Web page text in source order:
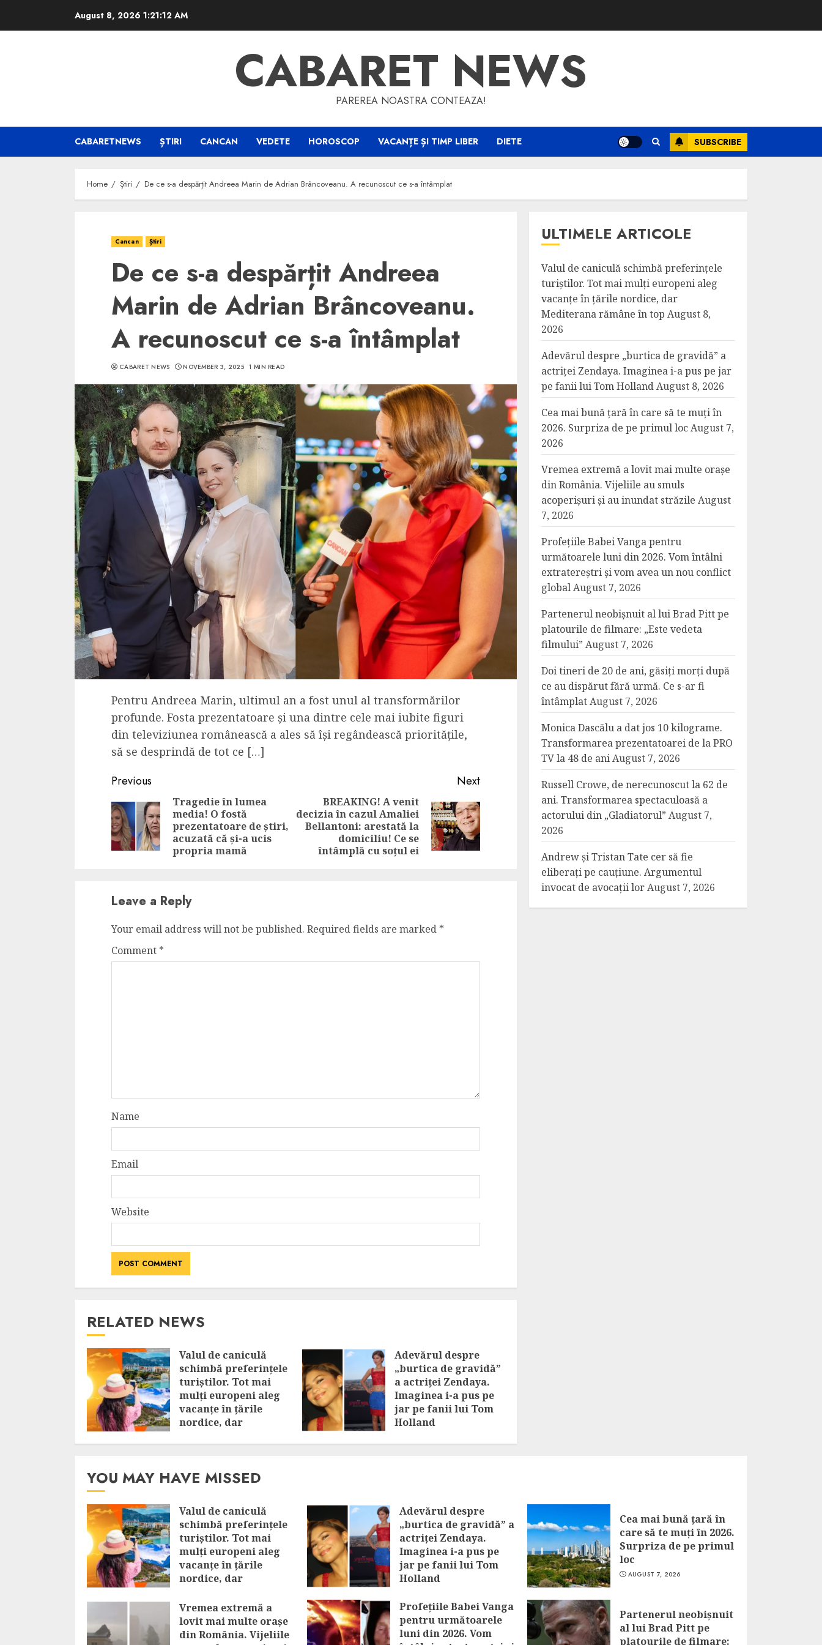
August 8, 2026 1:21:13 AM
CABARET NEWS
PAREREA NOASTRA CONTEAZA!
CABARETNEWS ȘTIRI CANCAN VEDETE HOROSCOP VACANȚE ȘI TIMP LIBER DIETE SUBSCRIBE
Home Știri De ce s-a despărțit Andreea Marin de Adrian Brâncoveanu. A recunoscut ce s-a întâmplat
Cancan Știri
De ce s-a despărțit Andreea
Marin de Adrian Brâncoveanu.
A recunoscut ce s-a întâmplat
CABARET NEWS NOVEMBER 3, 2025 1 MIN READ
Pentru Andreea Marin, ultimul an a fost unul al transformărilor
profunde. Fosta prezentatoare și una dintre cele mai iubite figuri
din televiziunea românească a ales să își regândească prioritățile,
să se desprindă de tot ce […]
Continue
Reading
Previous
Previous
Tragedie în lumea
media! O fostă
prezentatoare de știri,
acuzată că și-a ucis
propria mamă
Next
Next
BREAKING! A venit
decizia în cazul Amaliei
Bellantoni: arestată la
domiciliu! Ce se
întâmplă cu soțul ei
Leave a Reply
Your email address will not be published. Required fields are marked *
Comment *
Name
Email
Website
RELATED NEWS
Valul de caniculă
schimbă preferințele
turiștilor. Tot mai
mulți europeni aleg
vacanțe în țările
nordice, dar
Adevărul despre
„burtica de gravidă”
a actriței Zendaya.
Imaginea i-a pus pe
jar pe fanii lui Tom
Holland
ULTIMELE ARTICOLE
Valul de caniculă schimbă preferințele
turiștilor. Tot mai mulți europeni aleg
vacanțe în țările nordice, dar
Mediterana rămâne în top August 8,
2026
Adevărul despre „burtica de gravidă” a
actriței Zendaya. Imaginea i-a pus pe jar
pe fanii lui Tom HollandAugust 8, 2026
Cea mai bună țară în care să te muți în
2026. Surpriza de pe primul locAugust 7,
2026
Vremea extremă a lovit mai multe orașe
din România. Vijeliile au smuls
acoperișuri și au inundat străzile August
7, 2026
Profețiile Babei Vanga pentru
următoarele luni din 2026. Vom întâlni
extratereștri și vom avea un nou conflict
globalAugust 7, 2026
Partenerul neobișnuit al lui Brad Pitt pe
platourile de filmare: „Este vedeta
filmului” August 7, 2026
Doi tineri de 20 de ani, găsiți morți după
ce au dispărut fără urmă. Ce s-ar fi
întâmplatAugust 7, 2026
Monica Dascălu a dat jos 10 kilograme.
Transformarea prezentatoarei de la PRO
TV la 48 de aniAugust 7, 2026
Russell Crowe, de nerecunoscut la 62 de
ani. Transformarea spectaculoasă a
actorului din „Gladiatorul” August 7,
2026
Andrew și Tristan Tate cer să fie
eliberați pe cauțiune. Argumentul
invocat de avocații lorAugust 7, 2026
YOU MAY HAVE MISSED
Valul de caniculă
schimbă preferințele
turiștilor. Tot mai
mulți europeni aleg
vacanțe în țările
nordice, dar
top
AUGUST 8, 2026
Adevărul despre
„burtica de gravidă” a
actriței Zendaya.
Imaginea i-a pus pe
jar pe fanii lui Tom
Holland
Cea mai bună țară în
care să te muți în 2026.
Surpriza de pe primul
loc
AUGUST 7, 2026
Vremea extremă a
lovit mai multe orașe
din România. Vijeliile
Profețiile Babei Vanga
pentru următoarele
luni din 2026. Vom
Partenerul neobișnuit
al lui Brad Pitt pe
platourile de filmare: